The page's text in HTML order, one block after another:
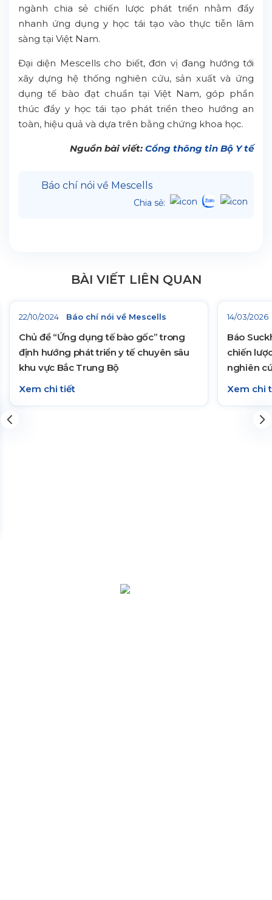
ngành chia sẻ chiến lược phát triển nhằm đẩy
nhanh ứng dụng y học tái tạo vào thực tiễn lâm
sàng tại Việt Nam.
Đại diện Mescells cho biết, đơn vị đang hướng tới
xây dựng hệ thống nghiên cứu, sản xuất và ứng
dụng tế bào đạt chuẩn tại Việt Nam, góp phần
thúc đẩy y học tái tạo phát triển theo hướng an
toàn, hiệu quả và dựa trên bằng chứng khoa học.
Nguồn bài viết: Cổng thông tin Bộ Y tế
Báo chí nói về Mescells
Chia sẻ:
BÀI VIẾT LIÊN QUAN
22/10/2024 Báo chí nói về Mescells
Chủ đề “Ứng dụng tế bào gốc” trong
định hướng phát triển y tế chuyên sâu
khu vực Bắc Trung Bộ
Xem chi tiết
14/03/2026
Báo
chiến
nghiên
tại Việt
Xem chi